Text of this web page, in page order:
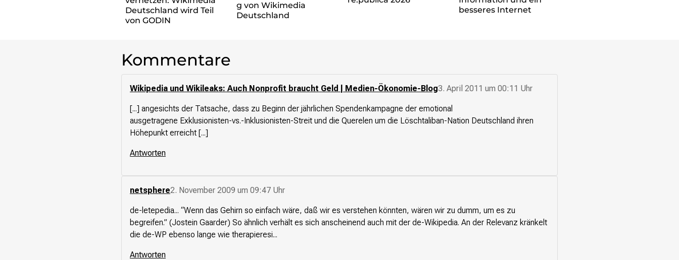
Deutschland wird Teil
von GODIN
g von Wikimedia
Deutschland
besseres Internet
Kommentare
Wikipedia und Wikileaks: Auch Nonprofit braucht Geld | Medien-Ökonomie-Blog3. April 2011 um 00:11 Uhr
[...] angesichts der Tatsache, dass zu Beginn der jährlichen Spendenkampagne der emotional
ausgetragene Exklusionisten-vs.-Inklusionisten-Streit und die Querelen um die Löschtaliban-Nation Deutschland ihren
Höhepunkt erreicht [...]
Antworten
netsphere2. November 2009 um 09:47 Uhr
de-letepedia... “Wenn das Gehirn so einfach wäre, daß wir es verstehen könnten, wären wir zu dumm, um es zu
begreifen.” (Jostein Gaarder) So ähnlich verhält es sich anscheinend auch mit der de-Wikipedia. An der Relevanz kränkelt
die de-WP ebenso lange wie therapieresi...
Antworten